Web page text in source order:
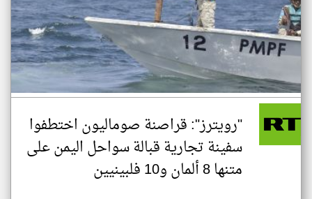
"رويترز": قراصنة صوماليون اختطفوا
سفينة تجارية قبالة سواحل اليمن على
متنها 8 ألمان و10 فلبينيين